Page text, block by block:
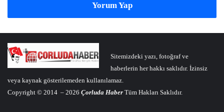
Yorum Yap
Sitemizdeki yazı, fotoğraf ve
haberlerin her hakkı saklıdır. İzinsiz
veya kaynak gösterilemeden kullanılamaz.
Copyright © 2014 – 2026 Çorluda Haber Tüm Hakları Saklıdır.